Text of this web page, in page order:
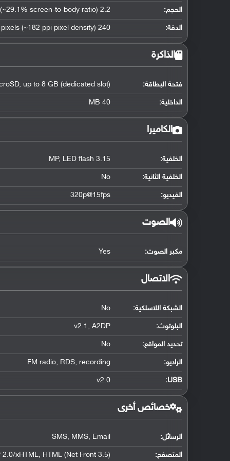
الحجم: 2.2 inches (~29.1% screen-to-body ratio)
الدقة: 240 x 320 pixels (~182 ppi pixel density)
الذاكرة
فتحة البطاقة: up to 8 GB (dedicated slot)
الداخلية: 40 MB
الكاميرا
الخلفية: 3.15 MP, LED flash
الخلفية الثانية: No
الفيديو: 320p@15fps
الصوت
مكبر الصوت: Yes
الاتصال
الشبكة اللاسلكية: No
البلوتوث:
v2.1, A2DP
تحديد المواقع:
No
الراديو: FM radio, RDS, recording
USB
:
v2.0
خصائص أخرى
الرسائل: SMS, MMS, Email
المتصفح: 2.0/xHTML, HTML (Net Front 3.5)